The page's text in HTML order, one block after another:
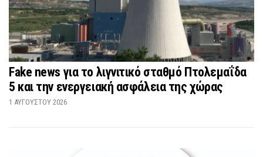
Fake news για το λιγνιτικό σταθμό Πτολεμαΐδα
5 και την ενεργειακή ασφάλεια της χώρας
1 ΑΥΓΟΎΣΤΟΥ 2026